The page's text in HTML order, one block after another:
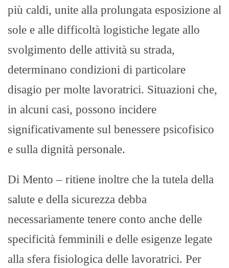
più caldi, unite alla prolungata esposizione al
sole e alle difficoltà logistiche legate allo
svolgimento delle attività su strada,
determinano condizioni di particolare
disagio per molte lavoratrici. Situazioni che,
in alcuni casi, possono incidere
significativamente sul benessere psicofisico
e sulla dignità personale.
Di Mento – ritiene inoltre che la tutela della
salute e della sicurezza debba
necessariamente tenere conto anche delle
specificità femminili e delle esigenze legate
alla sfera fisiologica delle lavoratrici. Per